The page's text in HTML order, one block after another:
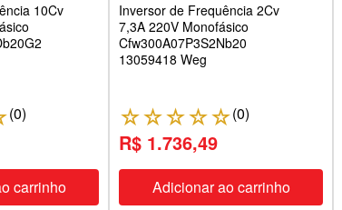
10Cv
(0)
carrinho
Inversor de Frequência 2Cv
7,3A 220V Monofásico
Cfw300A07P3S2Nb20
13059418 Weg
☆☆☆☆☆(0)
R$ 1.736,49
Adicionar ao carrinho